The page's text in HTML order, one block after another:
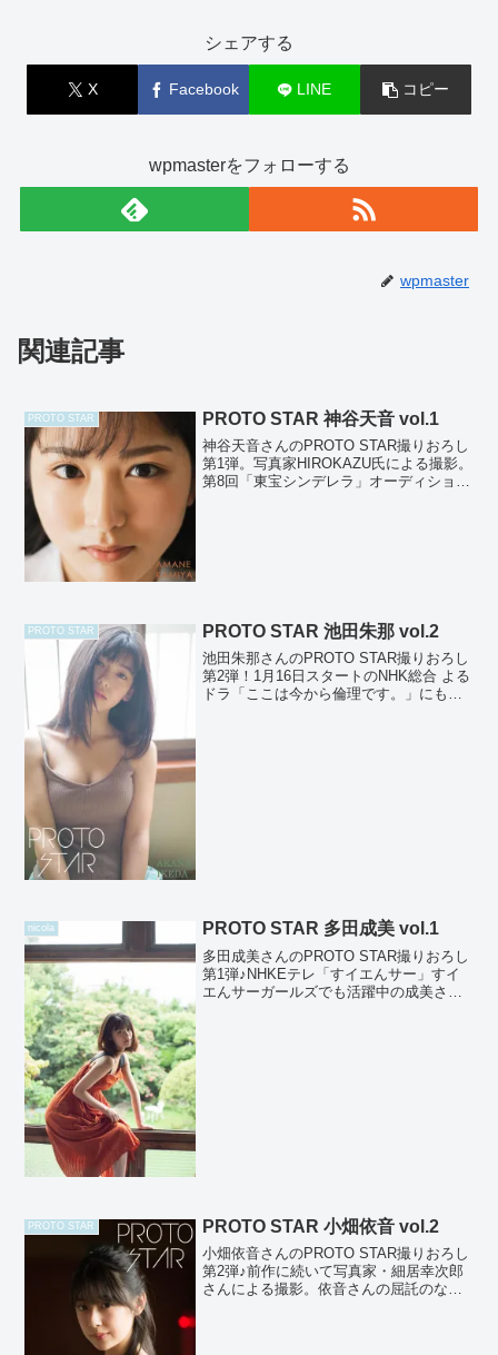
シェアする
X Facebook LINE コピー
wpmasterをフォローする
wpmaster
関連記事
PROTO STAR PROTO STAR 神谷天音 vol.1
神谷天音さんのPROTO STAR撮りおろし
第1弾。写真家HIROKAZU氏による撮影。
第8回「東宝シンデレラ」オーディション
PROTO STAR PROTO STAR 池田朱那 vol.2
池田朱那さんのPROTO STAR撮りおろし
第2弾！1月16日スタートのNHK総合 よる
ドラ「ここは今から倫理です。」にも出
nicola PROTO STAR 多田成美 vol.1
多田成美さんのPROTO STAR撮りおろし
第1弾♪NHKEテレ「すイエんサー」すイ
エんサーガールズでも活躍中の成美さ
PROTO STAR PROTO STAR 小畑依音 vol.2
小畑依音さんのPROTO STAR撮りおろし
第2弾♪前作に続いて写真家・細居幸次郎
さんによる撮影。依音さんの屈託のない